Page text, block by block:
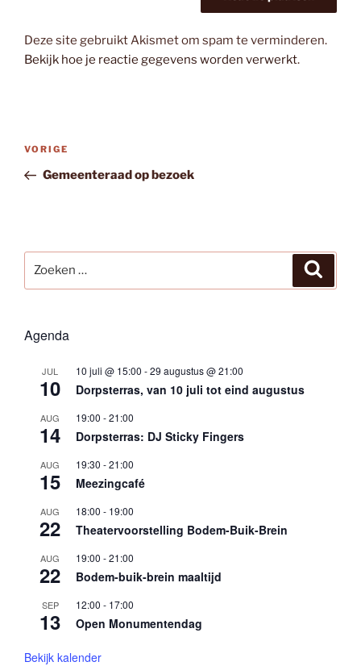
Deze site gebruikt Akismet om spam te verminderen.
Bekijk hoe je reactie gegevens worden verwerkt.
Bericht
Vorig
bericht
VORIGE
Gemeenteraad op bezoek
naar:
Agenda
JUL
10
10 juli @ 15:00 -29 augustus @ 21:00
Dorpsterras, van 10 juli tot eind augustus
AUG
14
19:00 -21:00
Dorpsterras: DJ Sticky Fingers
AUG
15
19:30 -21:00
Meezingcafé
AUG
22
18:00 - 19:00
Theatervoorstelling Bodem-Buik-Brein
AUG
22
19:00 -21:00
Bodem-buik-brein maaltijd
SEP
13
12:00 - 17:00
Open Monumentendag
Bekijk kalender